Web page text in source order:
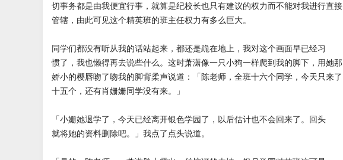
切事务都是由我便宜行事，就算是纪校长也只有建议的权力而不能对我进行直接
管辖，由此可见这个精英班的班主任权力有多么巨大。
同学们都没有听从我的话站起来，都还是跪在地上，我对这个画面早已经习
惯了，我也懒得再去说些什么。这时萧潇像一只小狗一样爬到我的脚下，用她那
娇小的樱唇吻了吻我的脚背柔声说道：「陈老师，全班十六个同学，今天只来了
十五个，还有肖姗姗同学没有来。」
「小姗她退学了，今天已经离开银色学园了，以后估计也不会回来了。回头
就将她的资料删除吧。」我点了点头说道。